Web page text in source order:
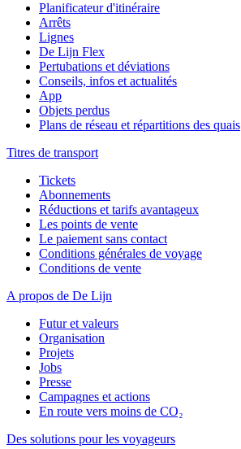
Planificateur d'itinéraire
Arrêts
Lignes
De Lijn Flex
Pertubations et déviations
Conseils, infos et actualités
App
Objets perdus
Plans de réseau et répartitions des quais
Titres de transport
Tickets
Abonnements
Réductions et tarifs avantageux
Les points de vente
Le paiement sans contact
Conditions générales de voyage
Conditions de vente
A propos de De Lijn
Futur et valeurs
Organisation
Projets
Jobs
Presse
Campagnes et actions
En route vers moins de CO₂
Des solutions pour les voyageurs